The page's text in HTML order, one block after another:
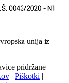
unija iz
pridržane
| Piškotki |